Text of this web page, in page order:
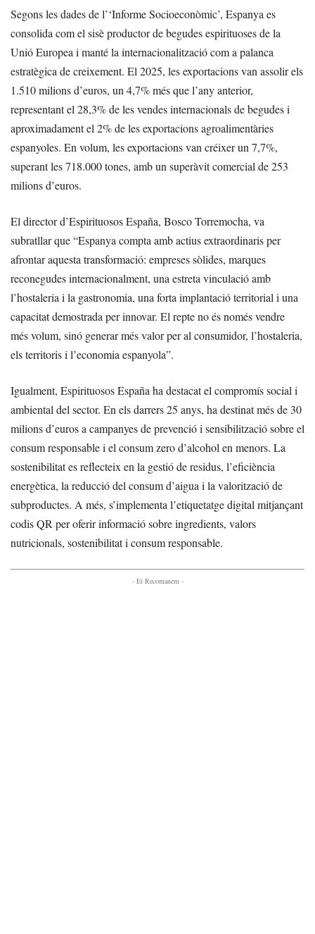
Segons les dades de l’‘Informe Socioeconòmic’, Espanya es
consolida com el sisè productor de begudes espirituoses de la
Unió Europea i manté la internacionalització com a palanca
estratègica de creixement. El 2025, les exportacions van assolir els
1.510 milions d’euros, un 4,7% més que l’any anterior,
representant el 28,3% de les vendes internacionals de begudes i
aproximadament el 2% de les exportacions agroalimentàries
espanyoles. En volum, les exportacions van créixer un 7,7%,
superant les 718.000 tones, amb un superàvit comercial de 253
milions d’euros.
El director d’Espirituosos España, Bosco Torremocha, va
subratllar que “Espanya compta amb actius extraordinaris per
afrontar aquesta transformació: empreses sòlides, marques
reconegudes internacionalment, una estreta vinculació amb
l’hostaleria i la gastronomia, una forta implantació territorial i una
capacitat demostrada per innovar. El repte no és només vendre
més volum, sinó generar més valor per al consumidor, l’hostaleria,
els territoris i l’economia espanyola”.
Igualment, Espirituosos España ha destacat el compromís social i
ambiental del sector. En els darrers 25 anys, ha destinat més de 30
milions d’euros a campanyes de prevenció i sensibilització sobre el
consum responsable i el consum zero d’alcohol en menors. La
sostenibilitat es reflecteix en la gestió de residus, l’eficiència
energètica, la reducció del consum d’aigua i la valorització de
subproductes. A més, s’implementa l’etiquetatge digital mitjançant
codis QR per oferir informació sobre ingredients, valors
nutricionals, sostenibilitat i consum responsable.
- Et Recomanem -